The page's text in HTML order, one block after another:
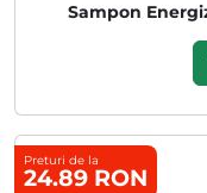
Sampon
Preturi de la
24.89 RON